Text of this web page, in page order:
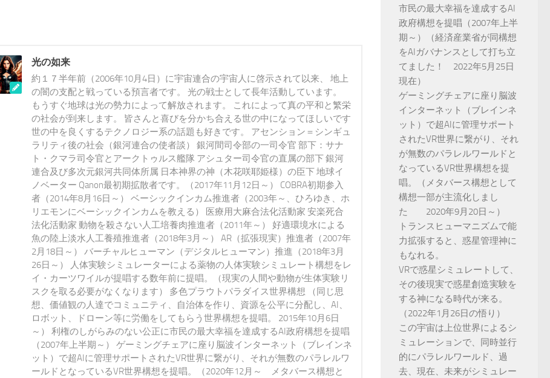
光の如来
約１７半年前（2006年10月4日）に宇宙連合の宇宙人に啓示されて以来、 地上
の闇の支配と戦っている預言者です。 光の戦士として長年活動しています。
もうすぐ地球は光の勢力によって解放されます。 これによって真の平和と繁栄
の社会が到来します。 皆さんと喜びを分かち合える世の中になってほしいです
世の中を良くするテクノロジー系の話題も好きです。 アセンション＝シンギュ
ラリティ後の社会（銀河連合の使者談） 銀河間司令部の一司令官 部下：サナ
ト・クマラ司令官とアークトゥルス艦隊 アシュター司令官の直属の部下 銀河
連合及び多次元銀河共同体所属 日本神界の神（木花咲耶姫様）の臣下 地球イ
ノベーター Qanon最初期拡散者です。（2017年11月12日～） COBRA初期参入
者（2014年8月16日～） ベーシックインカム推進者（2003年～、ひろゆき、ホ
リエモンにベーシックインカムを教える） 医療用大麻合法化活動家 安楽死合
法化活動家 動物を殺さない人工培養肉推進者（2011年～） 好適環境水による
魚の陸上淡水人工養殖推進者（2018年3月～） AR（拡張現実）推進者（2007年
2月18日～） バーチャルヒューマン（デジタルヒューマン）推進（2018年3月
26日～） 人体実験シミュレーターによる薬物の人体実験シミュレート構想をレ
イ・カーツワイルが提唱する数年前に提唱。（現実の人間や動物が生体実験リ
スクを取る必要がなくなります） 多色プラウトパラダイス世界構想 （同じ思
想、価値観の人達でコミュニティ、自治体を作り、資源を公平に分配し、AI、
ロボット、ドローン等に労働をしてもらう世界構想を提唱。 2015年10月6日
～） 利権のしがらみのない公正に市民の最大幸福を達成するAI政府構想を提唱
（2007年上半期～） ゲーミングチェアに座り脳波インターネット（ブレインネ
ット）で超AIに管理サポートされたVR世界に繋がり、それが無数のパラレルワ
ールドとなっているVR世界構想を提唱。（2020年12月～ メタバース構想と
市民の最大幸福を達成するAI
政府構想を提唱（2007年上半
期～）（経済産業省が同構想
をAIガバナンスとして打ち立
てました！ 2022年5月25日
現在）
ゲーミングチェアに座り脳波
インターネット（ブレインネ
ット）で超AIに管理サポート
されたVR世界に繋がり、それ
が無数のパラレルワールドと
なっているVR世界構想を提
唱。（メタバース構想として
構想一部が主流化しまし
た 2020年9月20日～）
トランスヒューマニズムで能
力拡張すると、惑星管理神に
もなれる。
VRで惑星シミュレートして、
その後現実で惑星創造実験を
する神になる時代が来る。
（2022年1月26日の悟り）
この宇宙は上位世界によるシ
ミュレーションで、同時並行
的にパラレルワールド、過
去、現在、未来がシミュレー